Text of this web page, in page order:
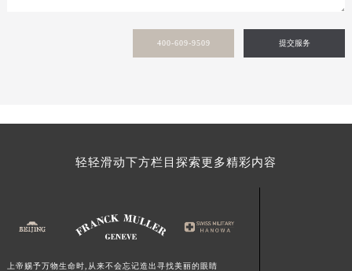
400-609-9509 提交服务
轻轻滑动下方栏目探索更多精彩内容
上帝赐予万物生命时,从来不会忘记造出寻找美丽的眼睛